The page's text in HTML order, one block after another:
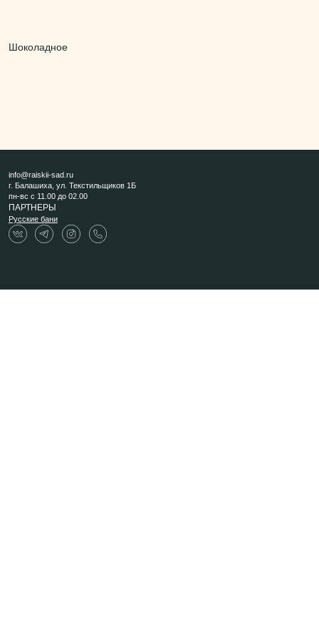
Шоколадное
info@raiskii-sad.ru
г. Балашиха, ул. Текстильщиков 1Б
пн-вс с 11.00 до 02.00
ПАРТНЕРЫ
Русские бани